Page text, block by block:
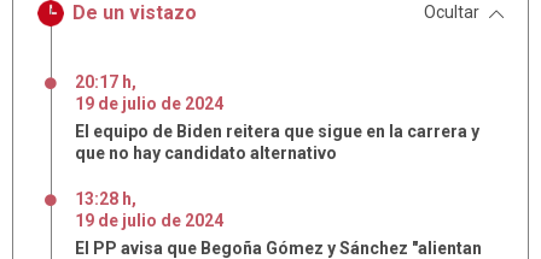
De un vistazo Ocultar
20:17 h,
19 de julio de 2024
El equipo de Biden reitera que sigue en la carrera y
que no hay candidato alternativo
13:28 h,
19 de julio de 2024
El PP avisa que Begoña Gómez y Sánchez "alientan